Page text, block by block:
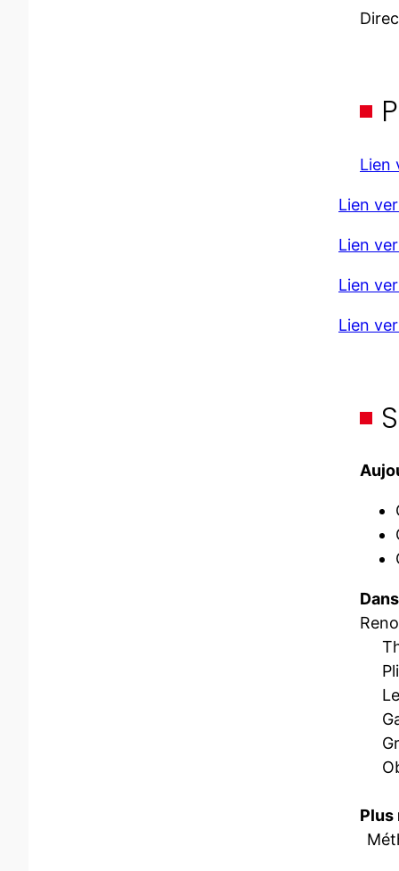
Lien
Lien
Lien
Lien
Lien
Le
Plus